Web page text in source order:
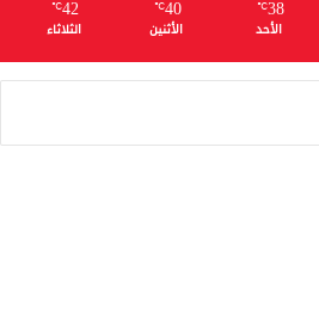
38
℃
الأحد
40
℃
الأثنين
42
℃
الثلاثاء